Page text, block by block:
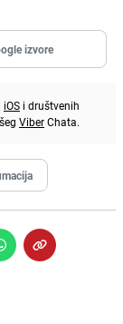
izvore
iOS i društvenih
ViberChata.